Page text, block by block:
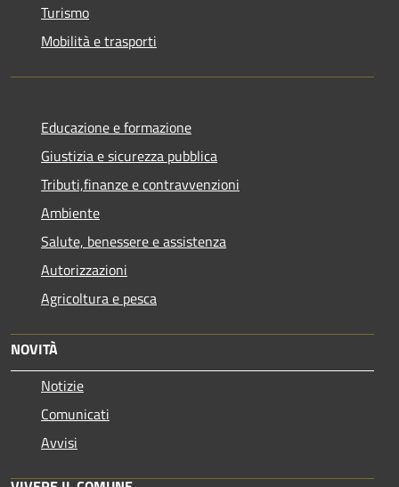
Turismo
Mobilità e trasporti
Educazione e formazione
Giustizia e sicurezza pubblica
Tributi,finanze e contravvenzioni
Ambiente
Salute, benessere e assistenza
Autorizzazioni
Agricoltura e pesca
NOVITÀ
Notizie
Comunicati
Avvisi